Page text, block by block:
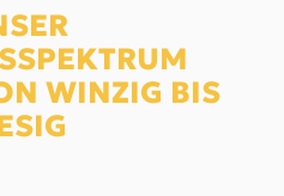
WINZIG BIS